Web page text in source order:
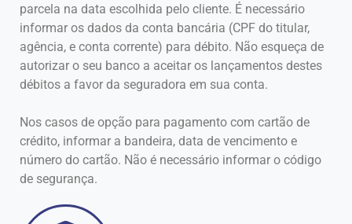
parcela na data escolhida pelo cliente. É necessário
informar os dados da conta bancária (CPF do titular,
agência, e conta corrente) para débito. Não esqueça de
autorizar o seu banco a aceitar os lançamentos destes
débitos a favor da seguradora em sua conta.
Nos casos de opção para pagamento com cartão de
crédito, informar a bandeira, data de vencimento e
número do cartão. Não é necessário informar o código
de segurança.